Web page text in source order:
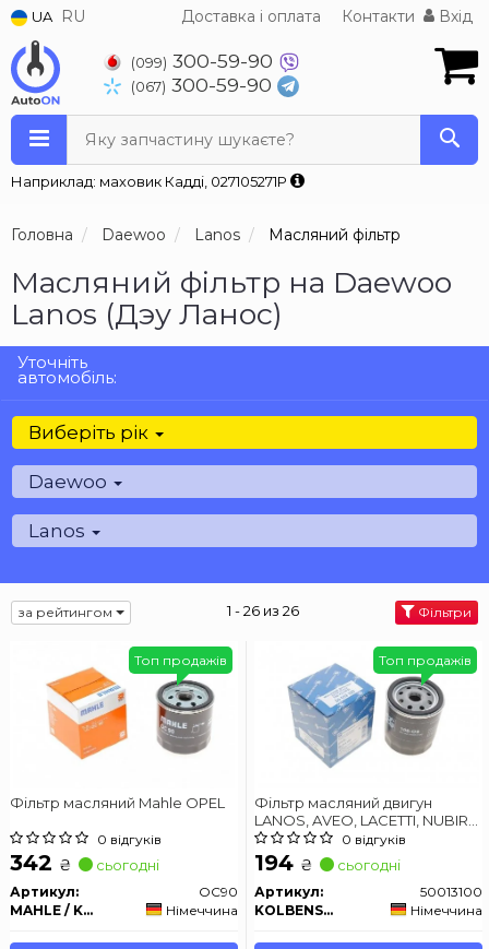
UA RU Доставка і оплата Контакти Вхід
(099) 300-59-90
(067) 300-59-90
Яку запчастину шукаєте?
Наприклад: маховик Кадді, 027105271P
Головна Daewoo Lanos Масляний фільтр
Масляний фільтр на Daewoo
Lanos (Дэу Ланос)
Уточніть
автомобіль:
Виберіть рік
Daewoo
Lanos
за рейтингом 1 - 26 из 26 Фільтри
Фільтр масляний Mahle OPEL
0 відгуків
342 ₴ сьогодні
Артикул:
OC90
MAHLE / KNECHT
Німеччина
Топ продажів
Фільтр масляний двигун
LANOS, AVEO, LACETTI, NUBIRA,
NEXIA
0 відгуків
194 ₴ сьогодні
Артикул:
50013100
KOLBENSCHMIDT
Німеччина
Топ продажів